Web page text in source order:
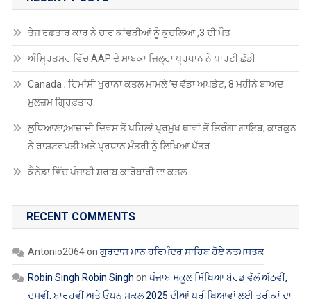
RECENT POSTS
ਤੇਜ਼ ਰਫ਼ਤਾਰ ਕਾਰ ਨੇ ਚਾਰ ਕਾਂਵੜੀਆਂ ਨੂੰ ਕੁਚਲਿਆ ,3 ਦੀ ਮੌਤ
ਅੰਮ੍ਰਿਤਸਰ ਵਿੱਚ AAP ਦੇ ਸਾਬਕਾ ਜ਼ਿਲ੍ਹਾ ਪ੍ਰਧਾਨ ਨੇ ਪਾਰਟੀ ਛੱਡੀ
Canada ; ਹਿਮਾਂਸ਼ੀ ਖੁਰਾਨਾ ਕਤਲ ਮਾਮਲੇ ’ਚ ਵੱਡਾ ਅਪਡੇਟ, 8 ਮਹੀਨੇ ਬਾਅਦ
ਮੁਲਜ਼ਮ ਗ੍ਰਿਫ਼ਤਾਰ
ਲੁਧਿਆਣਾ;ਆਜ਼ਾਦੀ ਦਿਵਸ ਤੋਂ ਪਹਿਲਾਂ ਪ੍ਰਮੁੱਖ ਥਾਵਾਂ ਤੋਂ ਤਿਰੰਗਾ ਗਾਇਬ; ਕਾਰਕੁਨ
ਨੇ ਰਾਸ਼ਟਰਪਤੀ ਅਤੇ ਪ੍ਰਧਾਨ ਮੰਤਰੀ ਨੂੰ ਲਿਖਿਆ ਪੱਤਰ
RECENT COMMENTS
Antonio2064onਗੁਰਦਾਸ ਮਾਨ ਹਰਿਮੰਦਰ ਸਾਹਿਬ ਹੋਏ ਨਤਮਸਤਕ
Robin Singh Robin Singhonਪੰਜਾਬ ਸਕੂਲ ਸਿੱਖਿਆ ਬੋਰਡ ਵੱਲੋਂ ਅੱਠਵੀਂ,